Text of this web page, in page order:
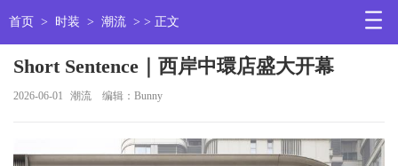
首页 > 时装 > 潮流 > > 正文
Short Sentence｜西岸中環店盛⼤开幕
2026-06-01 潮流 编辑：Bunny